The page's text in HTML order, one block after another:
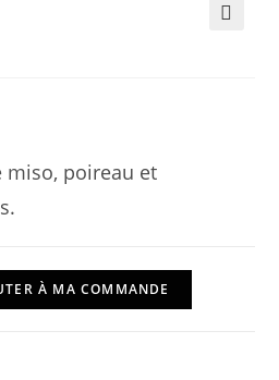
miso, poireau et
À MA COMMANDE